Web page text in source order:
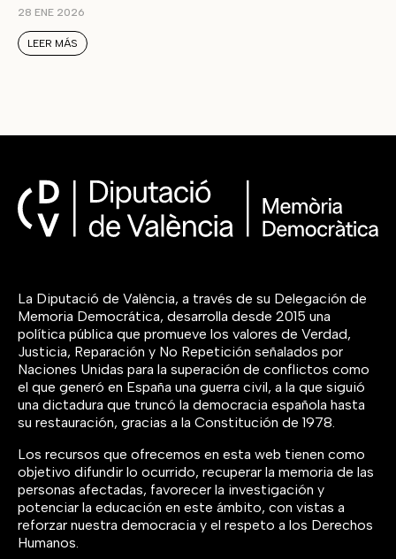
28 ENE 2026
LEER MÁS
La Diputació de València, a través de su Delegación de
Memoria Democrática, desarrolla desde 2015 una
política pública que promueve los valores de Verdad,
Justicia, Reparación y No Repetición señalados por
Naciones Unidas para la superación de conflictos como
el que generó en España una guerra civil, a la que siguió
una dictadura que truncó la democracia española hasta
su restauración, gracias a la Constitución de 1978.
Los recursos que ofrecemos en esta web tienen como
objetivo difundir lo ocurrido, recuperar la memoria de las
personas afectadas, favorecer la investigación y
potenciar la educación en este ámbito, con vistas a
reforzar nuestra democracia y el respeto a los Derechos
Humanos.